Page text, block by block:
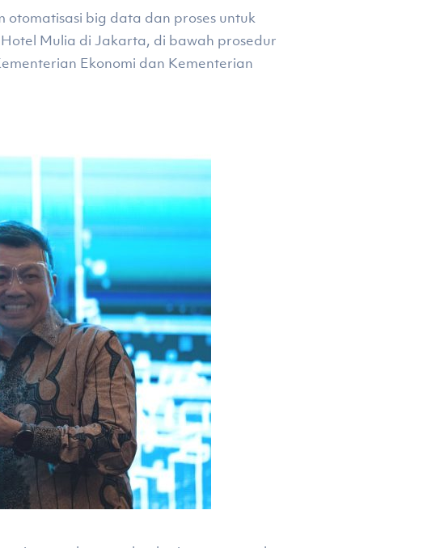
big data dan proses untuk
Mulia di Jakarta, di bawah prosedur
Ekonomi dan Kementerian